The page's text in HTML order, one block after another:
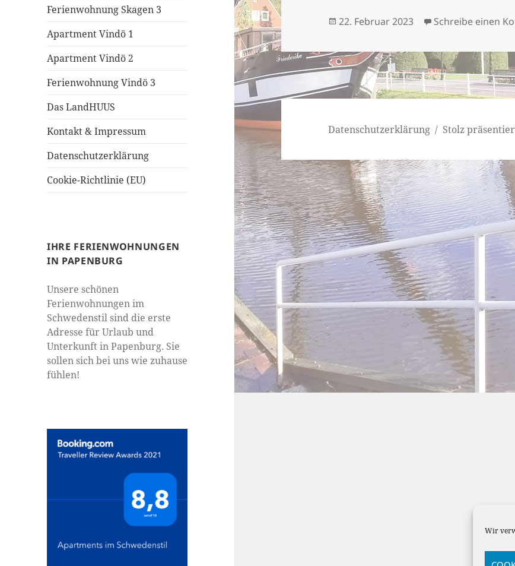
Wir
Ferienwohnung Skagen 3
Apartment Vindö 1
Apartment Vindö 2
Ferienwohnung Vindö 3
Das LandHUUS
Kontakt & Impressum
Datenschutzerklärung
Cookie-Richtlinie (EU)
IHRE FERIENWOHNUNGEN
IN PAPENBURG
Unsere schönen
Ferienwohnungen im
Schwedenstil sind die erste
Adresse für Urlaub und
Unterkunft in Papenburg. Sie
sollen sich bei uns wie zuhause
fühlen!
Veröffentlicht
22. Februar 2023 Schreibe einen
Datenschutzerklärung Stolz